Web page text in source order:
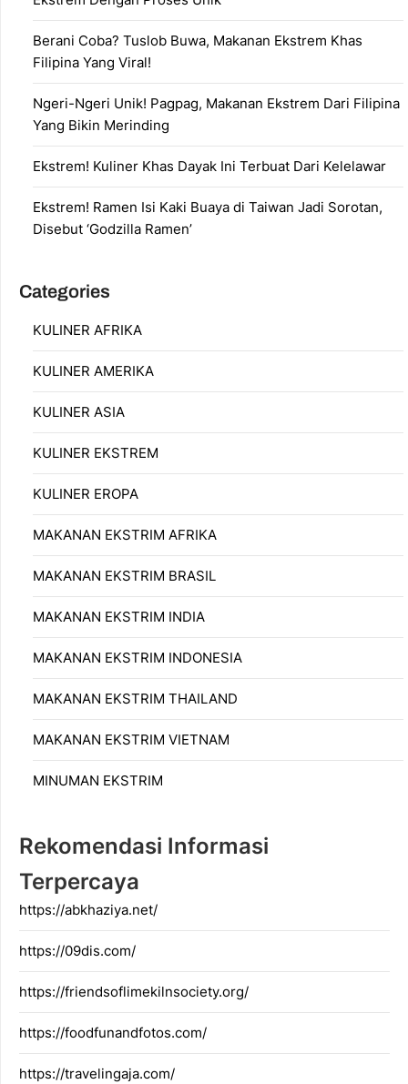
Berani Coba? Tuslob Buwa, Makanan Ekstrem Khas
Filipina Yang Viral!
Ngeri-Ngeri Unik! Pagpag, Makanan Ekstrem Dari Filipina
Yang Bikin Merinding
Ekstrem! Kuliner Khas Dayak Ini Terbuat Dari Kelelawar
Ekstrem! Ramen Isi Kaki Buaya di Taiwan Jadi Sorotan,
Disebut ‘Godzilla Ramen’
Categories
KULINER AFRIKA
KULINER AMERIKA
KULINER ASIA
KULINER EKSTREM
KULINER EROPA
MAKANAN EKSTRIM AFRIKA
MAKANAN EKSTRIM BRASIL
MAKANAN EKSTRIM INDIA
MAKANAN EKSTRIM INDONESIA
MAKANAN EKSTRIM THAILAND
MAKANAN EKSTRIM VIETNAM
MINUMAN EKSTRIM
Rekomendasi Informasi
Terpercaya
https://abkhaziya.net/
https://09dis.com/
https://friendsoflimekilnsociety.org/
https://foodfunandfotos.com/
https://travelingaja.com/